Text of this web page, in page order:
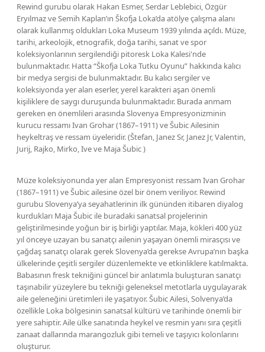
Rewind gurubu olarak Hakan Esmer, Serdar Leblebici, Özgür
Eryılmaz ve Semih Kaplan’ın Škofja Loka’da atölye çalışma alanı
olarak kullanmış oldukları Loka Museum 1939 yılında açıldı. Müze,
tarihi, arkeolojik, etnografik, doğa tarihi, sanat ve spor
koleksiyonlarının sergilendiği pitoresk Loka Kalesi'nde
bulunmaktadır. Hatta “Škofja Loka Tutku Oyunu” hakkında kalıcı
bir medya sergisi de bulunmaktadır. Bu kalıcı sergiler ve
koleksiyonda yer alan eserler, yerel karakteri aşan önemli
kişiliklere de saygı duruşunda bulunmaktadır. Burada anmam
gereken en önemlileri arasında Slovenya Empresyonizminin
kurucu ressamı Ivan Grohar (1867–1911) ve Šubic Ailesinin
heykeltraş ve ressam üyeleridir. (Štefan, Janez Sr, Janez Jr, Valentin,
Jurij, Rajko, Mirko, Ive ve Maja Šubic )
Müze koleksiyonunda yer alan Empresyonist ressam Ivan Grohar
(1867–1911) ve Šubic ailesine özel bir önem veriliyor. Rewind
gurubu Slovenya’ya seyahatlerinin ilk gününden itibaren diyalog
kurdukları Maja Šubic ile buradaki sanatsal projelerinin
geliştirilmesinde yoğun bir iş birliği yaptılar. Maja, kökleri 400 yüz
yıl önceye uzayan bu sanatçı ailenin yaşayan önemli mirasçısı ve
çağdaş sanatçı olarak gerek Slovenya’da gerekse Avrupa’nın başka
ülkelerinde çeşitli sergiler düzenlemekte ve etkinliklere katılmakta.
Babasının fresk tekniğini güncel bir anlatımla buluşturan sanatçı
taşınabilir yüzeylere bu tekniği geleneksel metotlarla uygulayarak
aile geleneğini üretimleri ile yaşatıyor. Šubic Ailesi, Solvenya’da
özellikle Loka bölgesinin sanatsal kültürü ve tarihinde önemli bir
yere sahiptir. Aile ülke sanatında heykel ve resmin yanı sıra çeşitli
zanaat dallarında marangozluk gibi temeli ve taşıyıcı kolonlarını
oluşturur.